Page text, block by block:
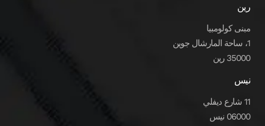
رين
مبنى كولومبيا
1، ساحة المارشال جوين
35000 رين
نيس
11 شارع ديفلي
06000 نيس